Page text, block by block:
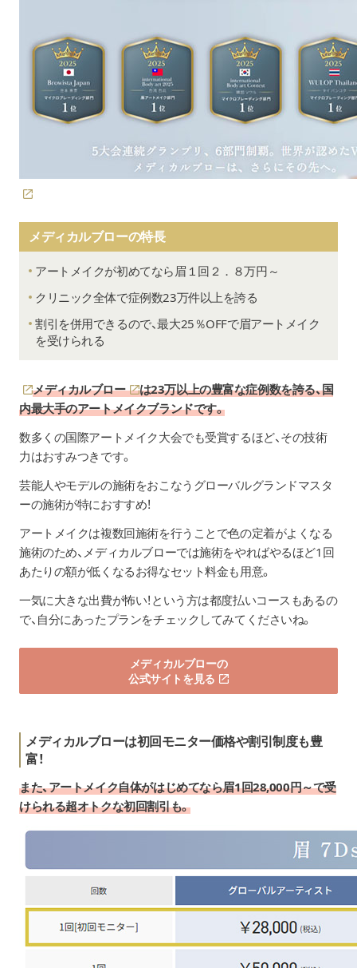
クレアージュ公式サイト）
メディカルブローの特長
アートメイクが初めてなら眉１回２．８万円～
クリニック全体で症例数23万件以上を誇る
割引を併用できるので、最大25％OFFで眉アートメイク
を受けられる
メディカルブロー
は23万以上の豊富な症例数を誇る、国
内最大手のアートメイクブランドです。
数多くの国際アートメイク大会でも受賞するほど、その技術
力はおすみつきです。
芸能人やモデルの施術をおこなうグローバルグランドマスタ
ーの施術が特におすすめ！
アートメイクは複数回施術を行うことで色の定着がよくなる
施術のため、メディカルブローでは施術をやればやるほど1回
あたりの額が低くなるお得なセット料金も用意。
一気に大きな出費が怖い！という方は都度払いコースもあるの
で、自分にあったプランをチェックしてみてくださいね。
メディカルブローの
公式サイトを見る
メディカルブローは初回モニター価格や割引制度も豊
富！
また、アートメイク自体がはじめてなら眉1回28,000円～で受
けられる超オトクな初回割引も。